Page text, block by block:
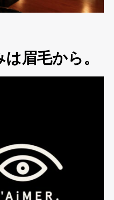
眉毛から。